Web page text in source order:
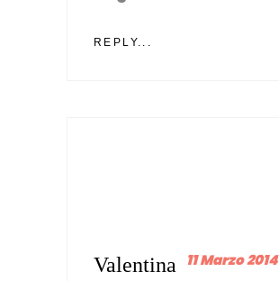
REPLY...
Valentina 11 Marzo 2014